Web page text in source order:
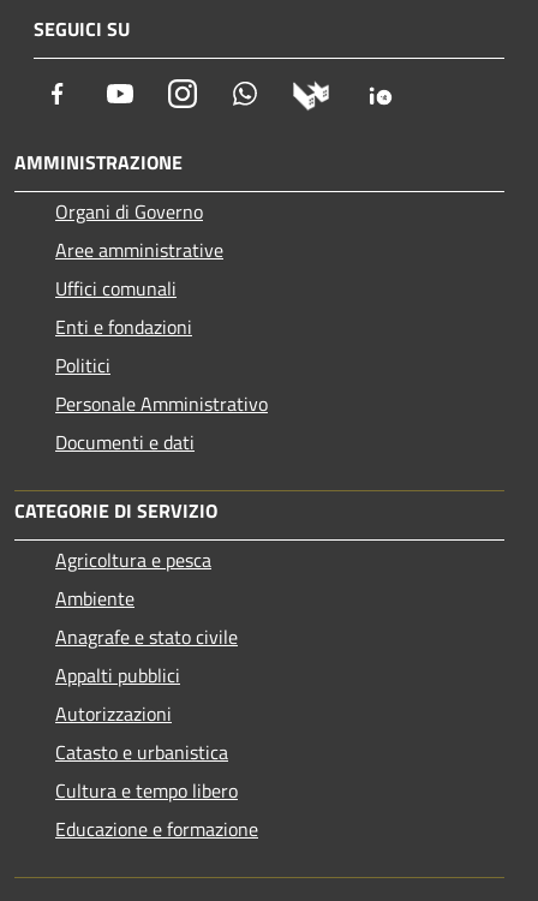
SEGUICI SU
Facebook YoutubeInstagram Whatsapp
AMMINISTRAZIONE
Organi di Governo
Aree amministrative
Uffici comunali
Enti e fondazioni
Politici
Personale Amministrativo
Documenti e dati
CATEGORIE DI SERVIZIO
Agricoltura e pesca
Ambiente
Anagrafe e stato civile
Appalti pubblici
Autorizzazioni
Catasto e urbanistica
Cultura e tempo libero
Educazione e formazione